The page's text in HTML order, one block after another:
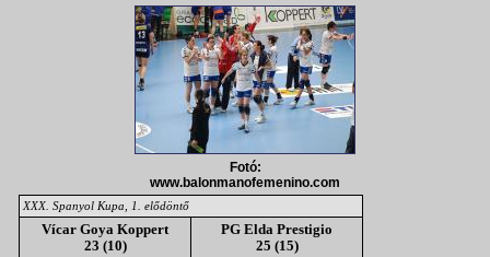
Fotó:
www.balonmanofemenino.com
XXX. Spanyol Kupa, 1. elődöntő
Vícar Goya Koppert
23 (10)
PG Elda Prestigio
25 (15)